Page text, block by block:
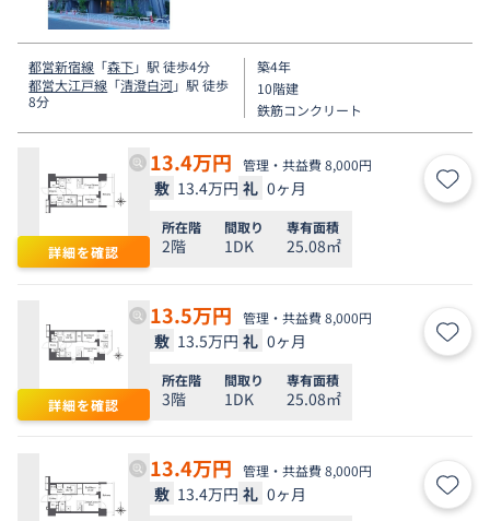
都営新宿線 「森下」駅 徒歩4分
都営大江戸線 「清澄白河」駅 徒歩
8分
築4年
10階建
鉄筋コンクリート
詳細を確認
13.4万円 管理・共益費 8,000円
敷 13.4万円 礼 0ヶ月 お気
所在階
2階
間取り
1DK
専有面積
25.08㎡
詳細を確認
13.5万円 管理・共益費 8,000円
敷 13.5万円 礼 0ヶ月 お気
所在階
3階
間取り
1DK
専有面積
25.08㎡
13.4万円 管理・共益費 8,000円
敷 13.4万円 礼 0ヶ月 お気